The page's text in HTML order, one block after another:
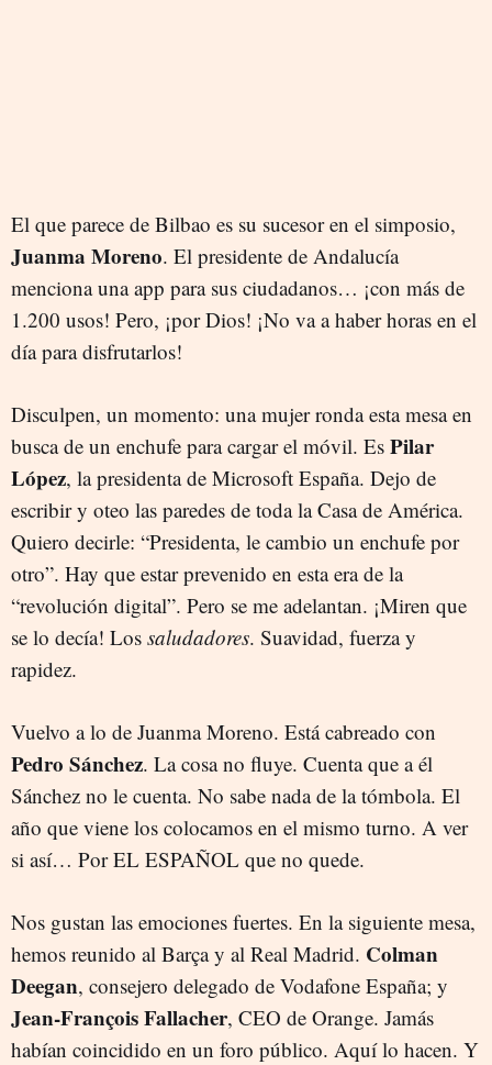
El que parece de Bilbao es su sucesor en el simposio,
Juanma Moreno. El presidente de Andalucía
menciona una app para sus ciudadanos… ¡con más de
1.200 usos! Pero, ¡por Dios! ¡No va a haber horas en el
día para disfrutarlos!
Disculpen, un momento: una mujer ronda esta mesa en
busca de un enchufe para cargar el móvil. Es Pilar
López, la presidenta de Microsoft España. Dejo de
escribir y oteo las paredes de toda la Casa de América.
Quiero decirle: “Presidenta, le cambio un enchufe por
otro”. Hay que estar prevenido en esta era de la
“revolución digital”. Pero se me adelantan. ¡Miren que
se lo decía! Los saludadores. Suavidad, fuerza y
rapidez.
Vuelvo a lo de Juanma Moreno. Está cabreado con
Pedro Sánchez. La cosa no fluye. Cuenta que a él
Sánchez no le cuenta. No sabe nada de la tómbola. El
año que viene los colocamos en el mismo turno. A ver
si así… Por EL ESPAÑOL que no quede.
Nos gustan las emociones fuertes. En la siguiente mesa,
hemos reunido al Barça y al Real Madrid. Colman
Deegan, consejero delegado de Vodafone España; y
Jean-François Fallacher, CEO de Orange. Jamás
habían coincidido en un foro público. Aquí lo hacen. Y